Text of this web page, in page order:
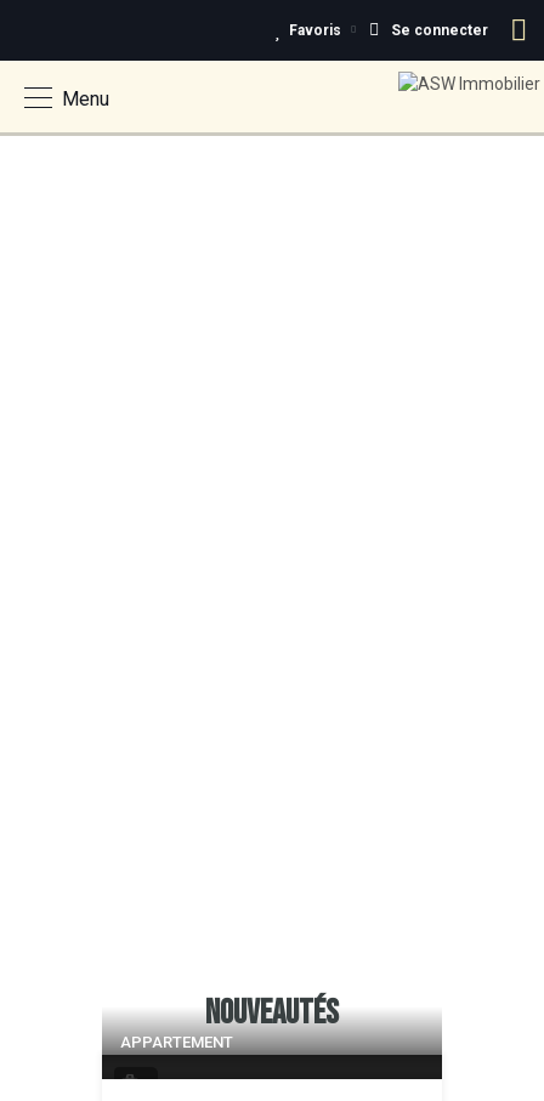
Favoris Se connecter
Menu
Nouveautés
APPARTEMENT